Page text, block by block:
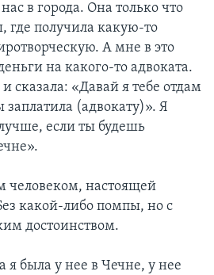
в города. Она только что
где получила какую-то
А мне в это
на какого-то адвоката.
сказала: «Давай я тебе отдам
заплатила (адвокату)». Я
если ты будешь
человеком, настоящей
какой-либо помпы, но с
достоинством.
я была у нее в Чечне, у нее